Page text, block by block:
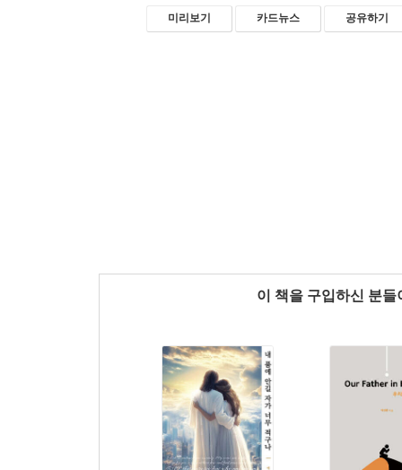
미리보기 카드뉴스 공유하기
이 책을 구입하신 분